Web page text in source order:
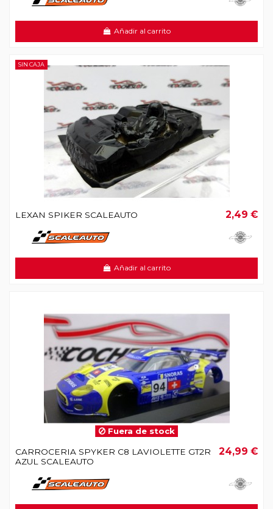
Añadir al carrito
SIN CAJA
LEXAN SPIKER SCALEAUTO 2,49 €
Añadir al carrito
Fuera de stock
CARROCERIA SPYKER C8 LAVIOLETTE GT2R
AZUL SCALEAUTO
24,99 €